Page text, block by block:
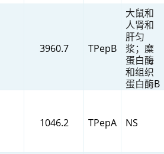
3960.7 TPepB
大鼠和
人肾和
肝匀
浆；糜
蛋白酶
和组织
蛋白酶B
1046.2 TPepA NS